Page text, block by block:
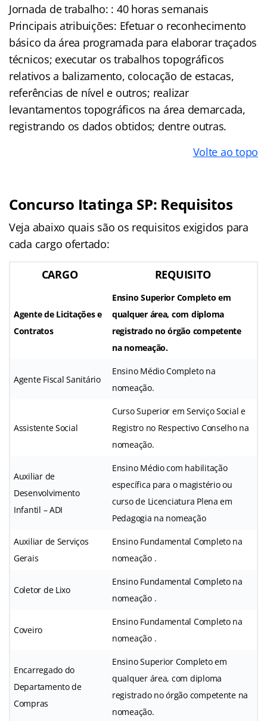
Jornada de trabalho: : 40 horas semanais
Principais atribuições: Efetuar o reconhecimento
básico da área programada para elaborar traçados
técnicos; executar os trabalhos topográficos
relativos a balizamento, colocação de estacas,
referências de nível e outros; realizar
levantamentos topográficos na área demarcada,
registrando os dados obtidos; dentre outras.
Volte ao topo
Concurso Itatinga SP: Requisitos
Veja abaixo quais são os requisitos exigidos para
cada cargo ofertado:
CARGO REQUISITO
Agente de Licitações e
Contratos
Ensino Superior Completo em
qualquer área, com diploma
registrado no órgão competente
na nomeação.
Agente Fiscal Sanitário
Ensino Médio Completo na
nomeação.
Assistente Social
Curso Superior em Serviço Social e
Registro no Respectivo Conselho na
nomeação.
Auxiliar de
Desenvolvimento
Infantil – ADI
Ensino Médio com habilitação
específica para o magistério ou
curso de Licenciatura Plena em
Pedagogia na nomeação
Auxiliar de Serviços
Gerais
Ensino Fundamental Completo na
nomeação .
Coletor de Lixo
Ensino Fundamental Completo na
nomeação .
Coveiro
Ensino Fundamental Completo na
nomeação .
Encarregado do
Departamento de
Compras
Ensino Superior Completo em
qualquer área, com diploma
registrado no órgão competente na
nomeação.